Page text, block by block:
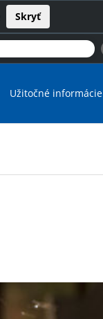
Skryť
Užitočné informácie